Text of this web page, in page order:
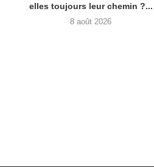
elles toujours leur chemin ?...
8 août 2026